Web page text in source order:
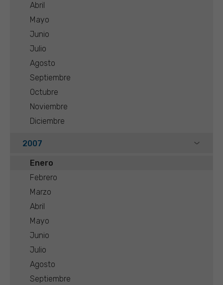
Abril
Mayo
Junio
Julio
Agosto
Septiembre
Octubre
Noviembre
Diciembre
2007
Enero
Febrero
Marzo
Abril
Mayo
Junio
Julio
Agosto
Septiembre